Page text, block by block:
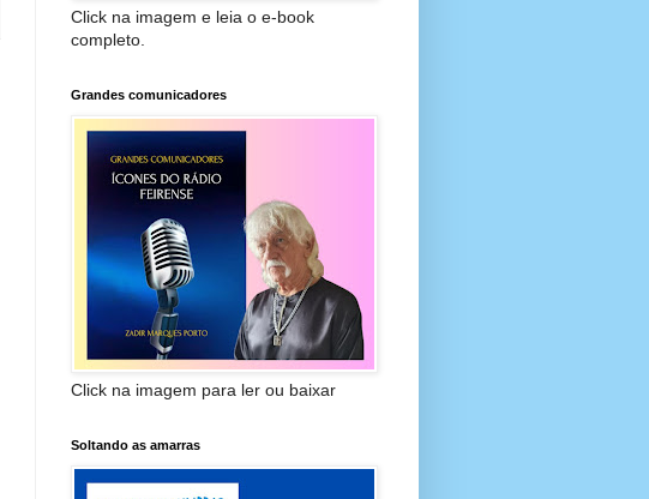
Click na imagem e leia o e-book
completo.
Grandes comunicadores
Click na imagem para ler ou baixar
Soltando as amarras